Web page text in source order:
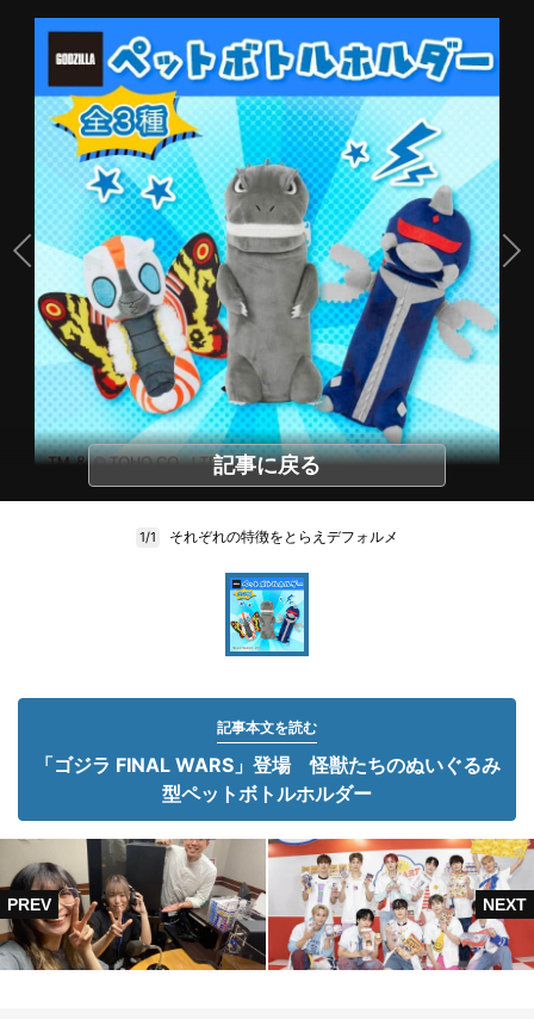
記事に戻る
1/1 それぞれの特徴をとらえデフォルメ
記事本文を読む
「ゴジラ FINAL WARS」登場 怪獣たちのぬいぐるみ
型ペットボトルホルダー